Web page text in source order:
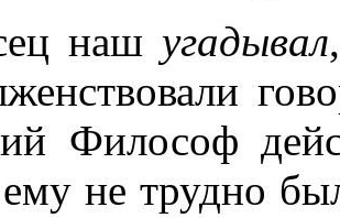
наш угадывал
Философ
не трудно